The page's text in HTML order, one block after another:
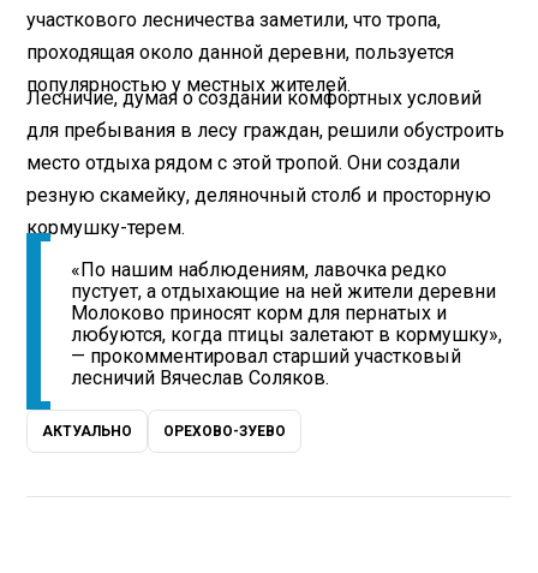
участкового лесничества заметили, что тропа,
проходящая около данной деревни, пользуется
популярностью у местных жителей.
Лесничие, думая о создании комфортных условий
для пребывания в лесу граждан, решили обустроить
место отдыха рядом с этой тропой. Они создали
резную скамейку, деляночный столб и просторную
кормушку-терем.
«По нашим наблюдениям, лавочка редко
пустует, а отдыхающие на ней жители деревни
Молоково приносят корм для пернатых и
любуются, когда птицы залетают в кормушку»,
— прокомментировал старший участковый
лесничий Вячеслав Соляков.
АКТУАЛЬНО ОРЕХОВО-ЗУЕВО